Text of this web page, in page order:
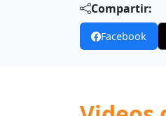
Compartir:
Facebook